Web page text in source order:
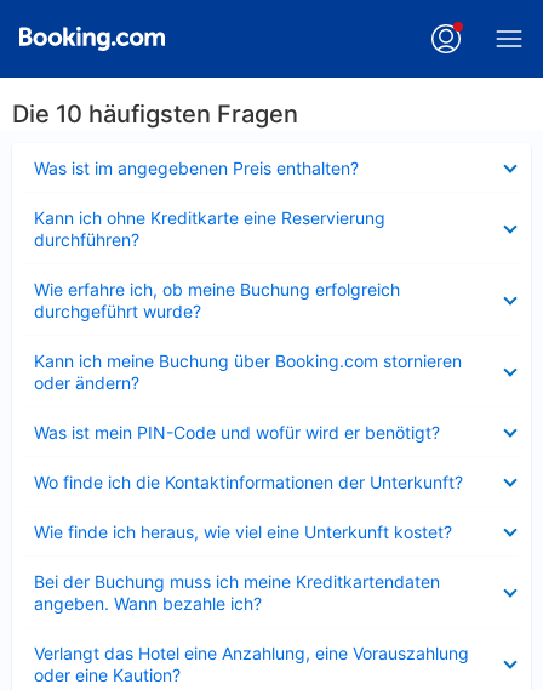
Die 10 häufigsten Fragen
Was ist im angegebenen Preis enthalten?
Kann ich ohne Kreditkarte eine Reservierung
durchführen?
Wie erfahre ich, ob meine Buchung erfolgreich
durchgeführt wurde?
Kann ich meine Buchung über Booking.com stornieren
oder ändern?
Was ist mein PIN-Code und wofür wird er benötigt?
Wo finde ich die Kontaktinformationen der Unterkunft?
Wie finde ich heraus, wie viel eine Unterkunft kostet?
Bei der Buchung muss ich meine Kreditkartendaten
angeben. Wann bezahle ich?
Verlangt das Hotel eine Anzahlung, eine Vorauszahlung
oder eine Kaution?